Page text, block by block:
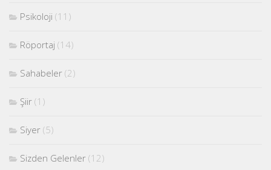
Psikoloji (11)
Röportaj (14)
Sahabeler (2)
Şiir (1)
Siyer (5)
Sizden Gelenler (12)